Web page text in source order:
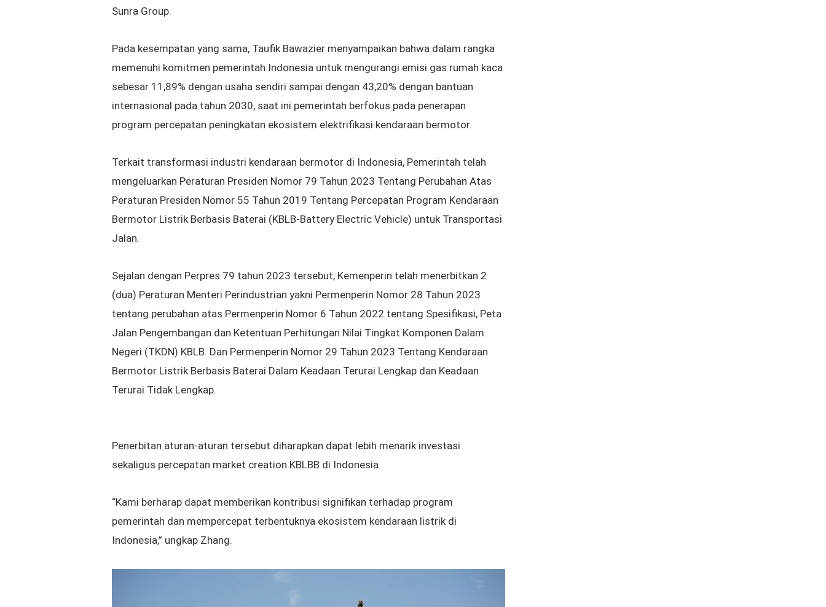
Sunra Group.
Pada kesempatan yang sama, Taufik Bawazier menyampaikan bahwa dalam rangka
memenuhi komitmen pemerintah Indonesia untuk mengurangi emisi gas rumah kaca
sebesar 11,89% dengan usaha sendiri sampai dengan 43,20% dengan bantuan
internasional pada tahun 2030, saat ini pemerintah berfokus pada penerapan
program percepatan peningkatan ekosistem elektrifikasi kendaraan bermotor.
Terkait transformasi industri kendaraan bermotor di Indonesia, Pemerintah telah
mengeluarkan Peraturan Presiden Nomor 79 Tahun 2023 Tentang Perubahan Atas
Peraturan Presiden Nomor 55 Tahun 2019 Tentang Percepatan Program Kendaraan
Bermotor Listrik Berbasis Baterai (KBLB-Battery Electric Vehicle) untuk Transportasi
Jalan.
Sejalan dengan Perpres 79 tahun 2023 tersebut, Kemenperin telah menerbitkan 2
(dua) Peraturan Menteri Perindustrian yakni Permenperin Nomor 28 Tahun 2023
tentang perubahan atas Permenperin Nomor 6 Tahun 2022 tentang Spesifikasi, Peta
Jalan Pengembangan dan Ketentuan Perhitungan Nilai Tingkat Komponen Dalam
Negeri (TKDN) KBLB. Dan Permenperin Nomor 29 Tahun 2023 Tentang Kendaraan
Bermotor Listrik Berbasis Baterai Dalam Keadaan Terurai Lengkap dan Keadaan
Terurai Tidak Lengkap.
Penerbitan aturan-aturan tersebut diharapkan dapat lebih menarik investasi
sekaligus percepatan market creation KBLBB di Indonesia.
“Kami berharap dapat memberikan kontribusi signifikan terhadap program
pemerintah dan mempercepat terbentuknya ekosistem kendaraan listrik di
Indonesia,” ungkap Zhang.